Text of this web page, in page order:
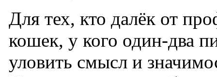
Для тех, кто далёк от
кошек, у кого один-два
уловить смысл и